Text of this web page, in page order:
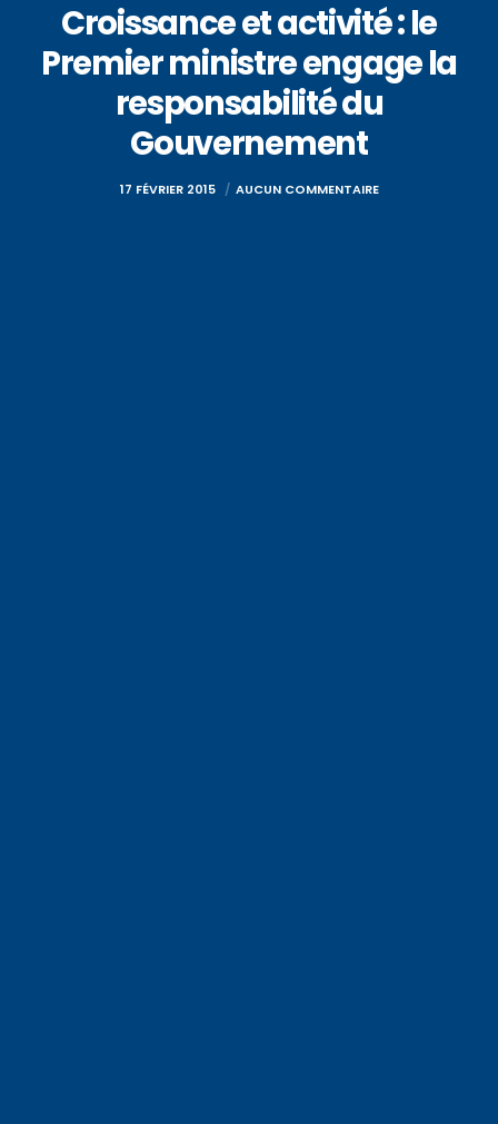
Croissance et activité : le
Premier ministre engage la
responsabilité du
Gouvernement
17 FÉVRIER 2015 AUCUN COMMENTAIRE